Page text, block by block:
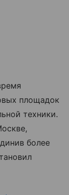
площадок
техники.
более